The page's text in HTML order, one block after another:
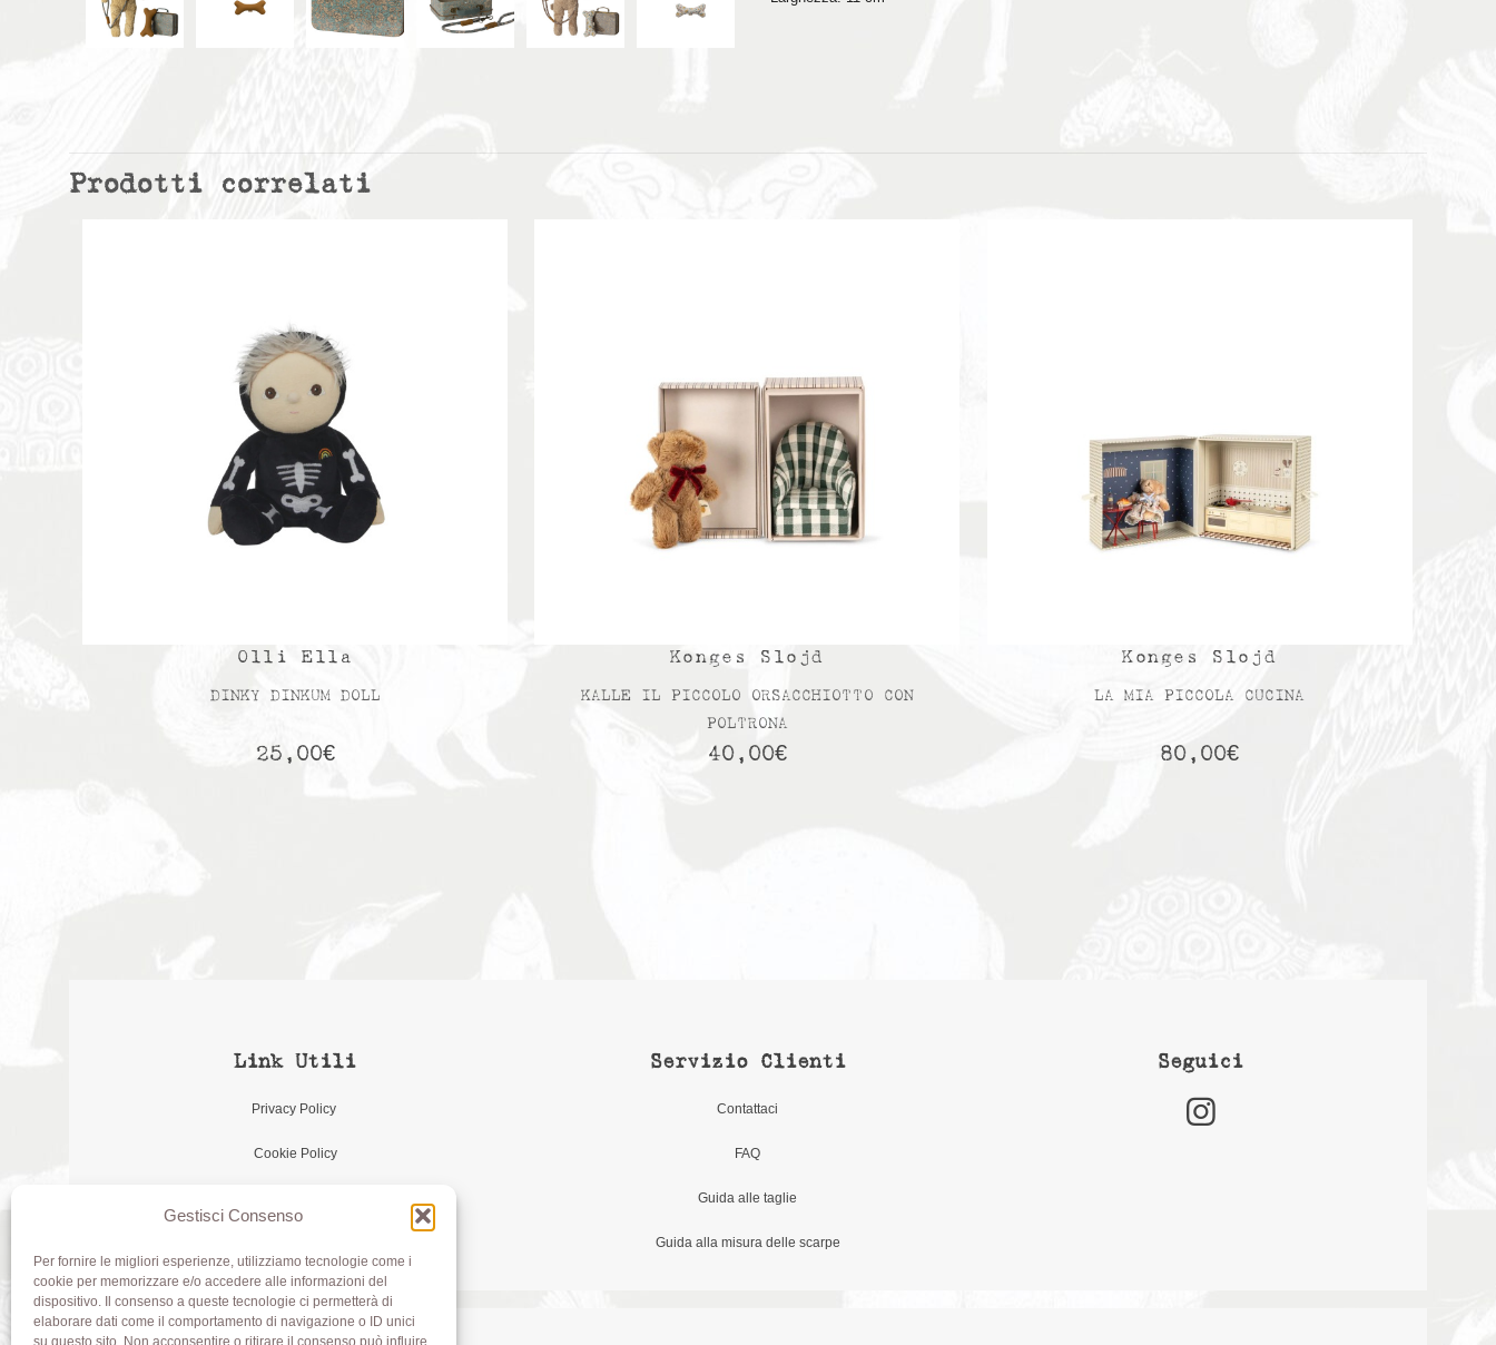
Gestisci Consenso
Per fornire le migliori esperienze, utilizziamo tecnologie come i
cookie per memorizzare e/o accedere alle informazioni del
dispositivo. Il consenso a queste tecnologie ci permetterà di
elaborare dati come il comportamento di navigazione o ID unici
su questo sito. Non acconsentire o ritirare il consenso può influire
Prodotti correlati
Olli Ella
DINKY DINKUM DOLL
25,00€
Konges Slojd
KALLE IL PICCOLO ORSACCHIOTTO CON
POLTRONA
40,00€
Konges Slojd
LA MIA PICCOLA CUCINA
80,00€
Link Utili
Privacy Policy
Cookie Policy
Servizio Clienti
Contattaci
FAQ
Guida alle taglie
Guida alla misura delle scarpe
Seguici